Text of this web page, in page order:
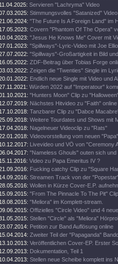
11.04.2025: Servieren "Lachryma" Video
Stimmungsvolles "Satanized"
"The Future Is A Foreign Land" im
17.05.2023: Covern "Phantom Of The Opera"
10.04.2023: "Jesus He Knows Me" Cover mit
"Spillways"-Lyric-Video mit Joe
"Spillways"-Großartigkeit in Bild
16.05.2022: ZDF-Beitrag über Tobias Forge
Zeigen die "Twenties" Single im
Endlich neue Single mit Video und
Würden 2022 auf "Imperatour"
"Hunters Moon" Clip zu
12.07.2019: Nächstes Hitvideo zu "Faith" online
17.10.2018: Tanzbarer Clip zu "Dabce
Weitere Tourdates und Shows mit
17.04.2018: Nagelneuer Videoclip zu "Rats"
Videovorstellung vom neuen "Papa"
10.12.2017: Livevideo und VÖ von "Ceremony
"Nameless Ghouls" outen sich und
15.11.2016: Video zu Papa Emeritus IV ?
Fucking catchy Clip zu "Square
14.09.2016: Streamen Track von der
Wollen in Kürze Cover-E.P.
15.09.2015: "From The Pinnacle To The Pit"
18.08.2015: "Meliora" im Komplett-stream.
Offizielles "Circle Video" und 4
Stellen "Circle" als "Meliora"
Petition zur Band Auflösung online
15.04.2014: Zweiter Teil der "Papaganda"
13.10.2013: Veröffentlichen Cover-EP. Erster
12.09.2013: Dokumentation, Teil 1
10.04.2013: Stellen neue Scheibe komplett ins